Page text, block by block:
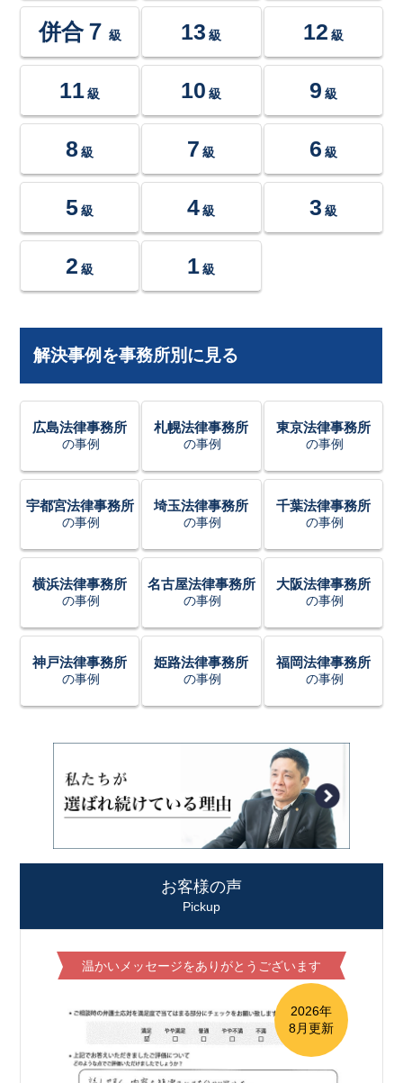
併合７ 級 13 級 12 級
11 級 10 級 9 級
8 級 7 級 6 級
5 級 4 級 3 級
2 級 1 級
解決事例を事務所別に見る
広島法律事務所
の事例
札幌法律事務所
の事例
東京法律事務所
の事例
宇都宮法律事務所
の事例
埼玉法律事務所
の事例
千葉法律事務所
の事例
横浜法律事務所
の事例
名古屋法律事務所
の事例
大阪法律事務所
の事例
神戸法律事務所
の事例
姫路法律事務所
の事例
福岡法律事務所
の事例
お客様の声
Pickup
温かいメッセージをありがとうございます
2026年
8月更新